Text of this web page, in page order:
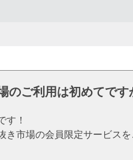
のご利用は初めてです
す！
き市場の会員限定サービス